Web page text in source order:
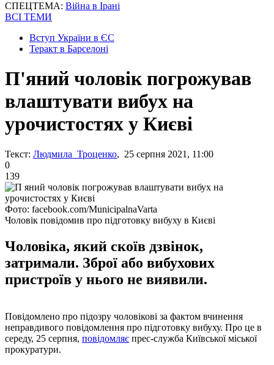
СПЕЦТЕМА: Війна в Ірані
ВСІ ТЕМИ
Вступ України в ЄС
Теракт в Барселоні
П'яний чоловік погрожував
влаштувати вибух на
урочистостях у Києві
Текст: Людмила Троценко, 25 серпня 2021, 11:00
0
139
Фото: facebook.com/MunicipalnaVarta
Чоловік повідомив про підготовку вибуху в Києві
Чоловіка, який скоїв дзвінок,
затримали. Зброї або вибухових
пристроїв у нього не виявили.
Повідомлено про підозру чоловікові за фактом вчинення
неправдивого повідомлення про підготовку вибуху. Про це в
середу, 25 серпня, повідомляє прес-служба Київської міської
прокуратури.